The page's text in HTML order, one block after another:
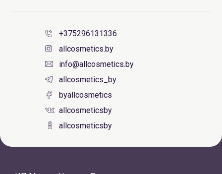
+375296131336
allcosmetics.by
info@allcosmetics.by
allcosmetics_by
byallcosmetics
allcosmeticsby
allcosmeticsby